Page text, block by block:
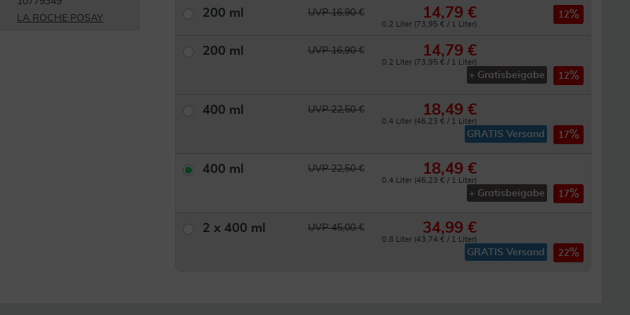
LA ROCHE POSAY 200 ml UVP 16,90 € 14,79 €
0.2 Liter (73,95 € / 1 Liter)
12
200 ml UVP 16,90 € 14,79 €
0.2 Liter (73,95 € / 1 Liter)
+ Gratisbeigabe 12
400 ml UVP 22,50 € 18,49 €
0.4 Liter (46,23 € / 1 Liter)
GRATIS Versand 17
400 ml UVP 22,50 € 18,49 €
0.4 Liter (46,23 € / 1 Liter)
+ Gratisbeigabe 17
2 x 400 ml UVP 45,00 € 34,99 €
0.8 Liter (43,74 € / 1 Liter)
GRATIS Versand 22